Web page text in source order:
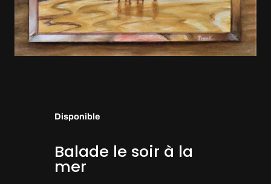
Disponible
Balade le soir à la
mer